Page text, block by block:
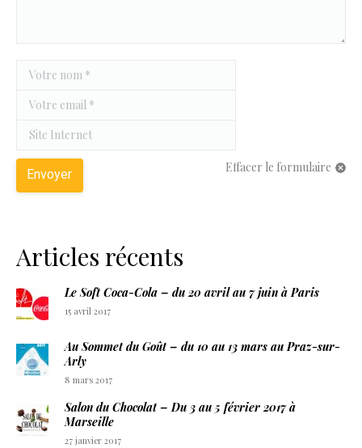
Votre nom *
Votre email *
Site Internet
Effacer le formulaire
Envoyer
Articles récents
Le Soft Coca-Cola – du 20 avril au 7 juin à Paris
15 avril 2017
Au Sommet du Goût – du 10 au 13 mars au Praz-sur-
Arly
8 mars 2017
Salon du Chocolat – Du 3 au 5 février 2017 à
Marseille
27 janvier 2017